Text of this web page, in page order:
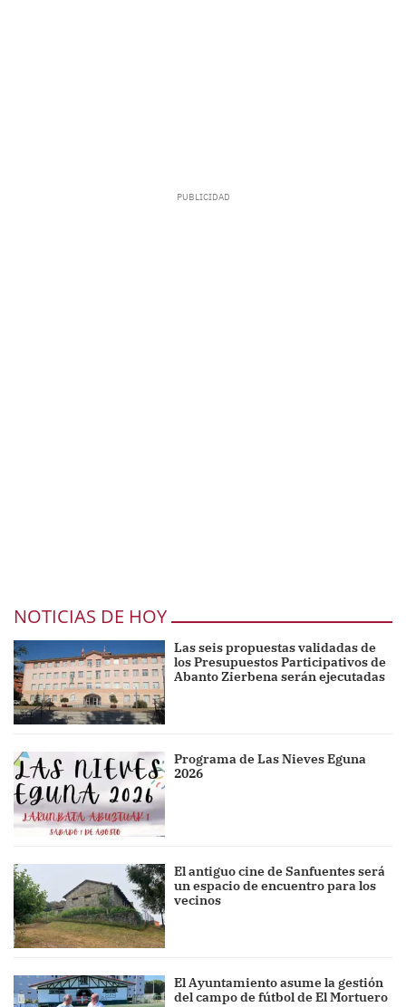
NOTICIAS DE HOY
Las seis propuestas validadas de
los Presupuestos Participativos de
Abanto Zierbena serán ejecutadas
Programa de Las Nieves Eguna
2026
El antiguo cine de Sanfuentes será
un espacio de encuentro para los
vecinos
El Ayuntamiento asume la gestión
del campo de fútbol de El Mortuero